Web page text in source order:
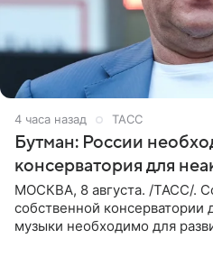
4 часа назад ТАСС
Бутман: России
консерватория для
МОСКВА, 8 августа. /ТАСС/.
собственной консерватории
музыки необходимо для